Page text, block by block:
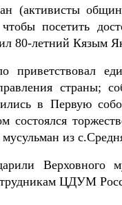
(активисты
посетить
80-летний Кязым
приветствовал
страны;
в Первую
состоялся
из
ЦДУМ